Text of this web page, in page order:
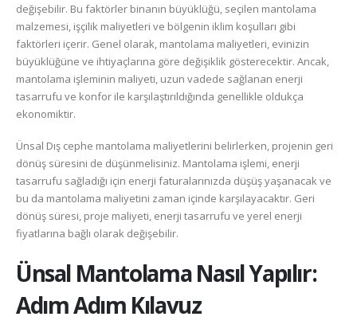
değişebilir. Bu faktörler binanın büyüklüğü, seçilen mantolama
malzemesi, işçilik maliyetleri ve bölgenin iklim koşulları gibi
faktörleri içerir. Genel olarak, mantolama maliyetleri, evinizin
büyüklüğüne ve ihtiyaçlarına göre değişiklik gösterecektir. Ancak,
mantolama işleminin maliyeti, uzun vadede sağlanan enerji
tasarrufu ve konfor ile karşılaştırıldığında genellikle oldukça
ekonomiktir.
Ünsal Dış cephe mantolama maliyetlerini belirlerken, projenin geri
dönüş süresini de düşünmelisiniz. Mantolama işlemi, enerji
tasarrufu sağladığı için enerji faturalarınızda düşüş yaşanacak ve
bu da mantolama maliyetini zaman içinde karşılayacaktır. Geri
dönüş süresi, proje maliyeti, enerji tasarrufu ve yerel enerji
fiyatlarına bağlı olarak değişebilir.
Ünsal Mantolama Nasıl Yapılır:
Adım Adım Kılavuz